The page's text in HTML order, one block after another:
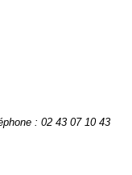
: 02 43 07 10 43